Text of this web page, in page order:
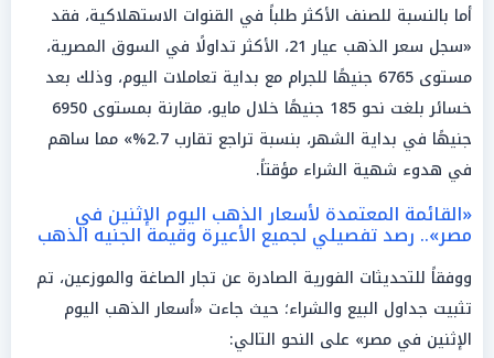
أما بالنسبة للصنف الأكثر طلباً في القنوات الاستهلاكية، فقد
«سجل سعر الذهب عيار 21، الأكثر تداولًا في السوق المصرية،
مستوى 6765 جنيهًا للجرام مع بداية تعاملات اليوم، وذلك بعد
خسائر بلغت نحو 185 جنيهًا خلال مايو، مقارنة بمستوى 6950
جنيهًا في بداية الشهر، بنسبة تراجع تقارب 2.7%» مما ساهم
في هدوء شهية الشراء مؤقتاً.
«القائمة المعتمدة لأسعار الذهب اليوم الإثنين في
مصر».. رصد تفصيلي لجميع الأعيرة وقيمة الجنيه الذهب
ووفقاً للتحديثات الفورية الصادرة عن تجار الصاغة والموزعين، تم
تثبيت جداول البيع والشراء؛ حيث جاءت «أسعار الذهب اليوم
الإثنين في مصر» على النحو التالي: